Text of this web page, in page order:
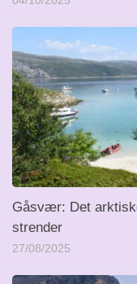
Gåsvær: Det
strender
27/08/2025